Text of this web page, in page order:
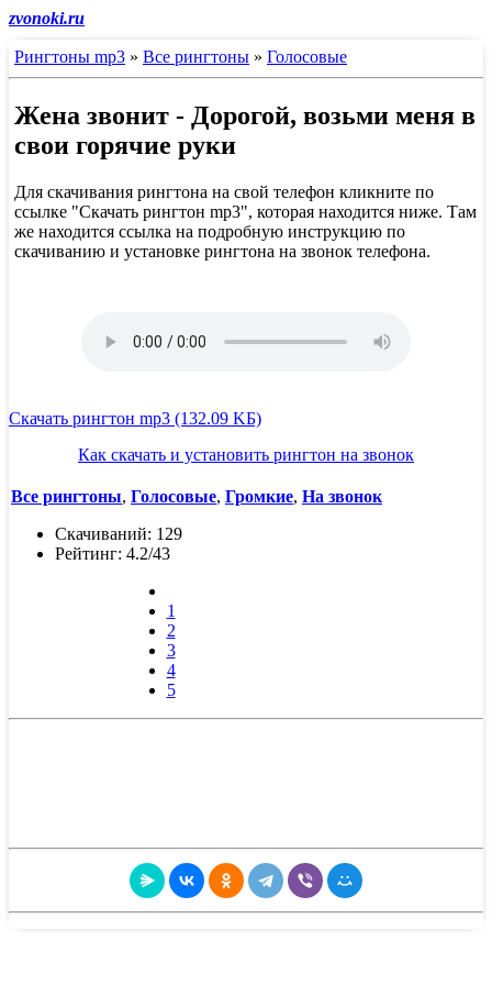
zvonoki.ru
Рингтоны mp3 » Все рингтоны » Голосовые
Жена звонит - Дорогой, возьми меня в
свои горячие руки
Для скачивания рингтона на свой телефон кликните по
ссылке "Скачать рингтон mp3", которая находится ниже. Там
же находится ссылка на подробную инструкцию по
скачиванию и установке рингтона на звонок телефона.
Скачать рингтон mp3 (132.09 KБ)
Как скачать и установить рингтон на звонок
Все рингтоны, Голосовые, Громкие, На звонок
Скачиваний: 129
Рейтинг: 4.2/43
1
2
3
4
5